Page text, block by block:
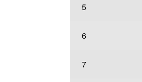
5
6
7